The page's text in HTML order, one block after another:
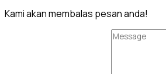
Kami akan membalas pesan anda!